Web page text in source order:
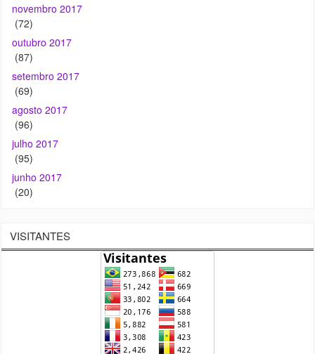
novembro 2017
(72)
outubro 2017
(87)
setembro 2017
(69)
agosto 2017
(96)
julho 2017
(95)
junho 2017
(20)
VISITANTES